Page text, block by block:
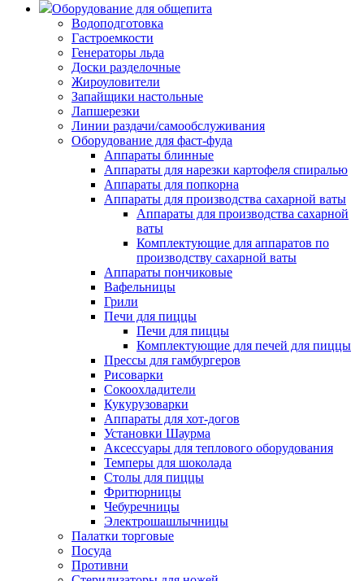
Оборудование для общепита
Водоподготовка
Гастроемкости
Генераторы льда
Доски разделочные
Жироуловители
Запайщики настольные
Лапшерезки
Линии раздачи/самообслуживания
Оборудование для фаст-фуда
Аппараты блинные
Аппараты для нарезки картофеля спиралью
Аппараты для попкорна
Аппараты для производства сахарной ваты
Аппараты для производства сахарной
ваты
Комплектующие для аппаратов по
производству сахарной ваты
Аппараты пончиковые
Вафельницы
Грили
Печи для пиццы
Печи для пиццы
Комплектующие для печей для пиццы
Прессы для гамбургеров
Рисоварки
Сокоохладители
Кукурузоварки
Аппараты для хот-догов
Установки Шаурма
Аксессуары для теплового оборудования
Темперы для шоколада
Столы для пиццы
Фритюрницы
Чебуречницы
Электрошашлычницы
Палатки торговые
Посуда
Противни